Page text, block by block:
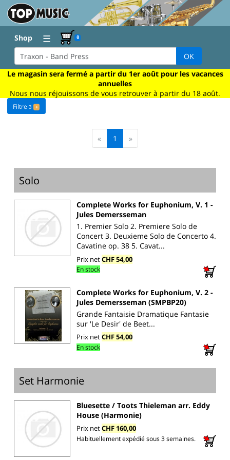
Shop ☰ 0
OK
Le magasin sera fermé a partir du 1er août pour les vacances
annuelles
Nous nous réjouissons de vous retrouver à partir du 18 août.
Filtre3 +
« 1 »
Solo
Complete Works for Euphonium, V. 1 -
Jules Demersseman
1. Premier Solo 2. Premiere Solo de
Concert 3. Deuxieme Solo de Concerto 4.
Cavatine op. 38 5. Cavat...
Prix netCHF 54,00
En stock
Complete Works for Euphonium, V. 2 -
Jules Demersseman (SMPBP20)
Grande Fantaisie Dramatique Fantasie
sur 'Le Desir' de Beet...
Prix netCHF 54,00
En stock
Set Harmonie
Bluesette / Toots Thieleman arr. Eddy
House (Harmonie)
Prix netCHF 160,00
Habituellement expédié sous 3 semaines.